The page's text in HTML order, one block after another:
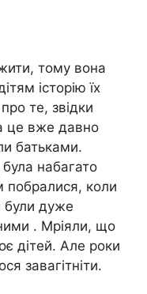
тому вона
історію їх
те, звідки
це вже давно
батьками.
була набагато
побралися, коли
були дуже
. Мріяли, що
дітей. Але роки
завагітніти.